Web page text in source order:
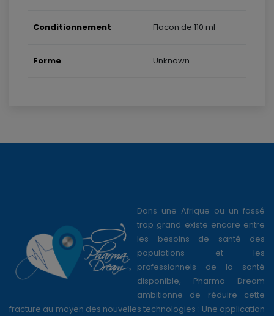
Conditionnement Flacon de 110 ml
Forme Unknown
Dans une Afrique ou un fossé
trop grand existe encore entre
les besoins de santé des
populations et les
professionnels de la santé
disponible, Pharma Dream
ambitionne de réduire cette
fracture au moyen des nouvelles technologies : Une application